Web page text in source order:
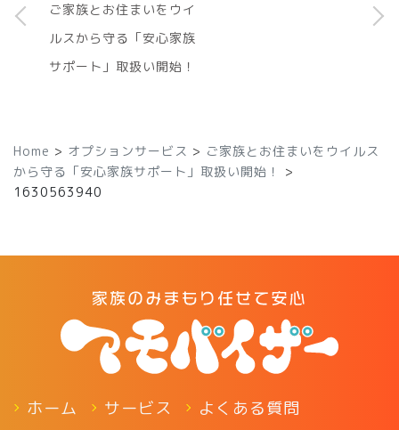
ご家族とお住まいをウイ
ルスから守る「安心家族
サポート」取扱い開始！
Home > オプションサービス > ご家族とお住まいをウイルス
から守る「安心家族サポート」取扱い開始！
>
1630563940
ホーム サービス よくある質問